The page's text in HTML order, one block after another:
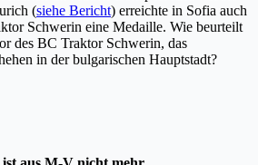
(siehe Bericht) erreichte in Sofia auch
Schwerin eine Medaille. Wie beurteilt
des BC Traktor Schwerin, das
in der bulgarischen Hauptstadt?